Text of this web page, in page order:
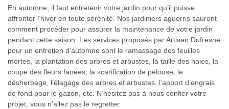
En automne, il faut entretenir votre jardin pour qu’il puisse
affronter l’hiver en toute sérénité. Nos jardiniers aguerris sauront
comment procéder pour assurer la maintenance de votre jardin
pendant cette saison. Les services proposés par Artisan Dufresne
pour un entretien d’automne sont le ramassage des feuilles
mortes, la plantation des arbres et arbustes, la taille des haies, la
coupe des fleurs fanées, la scarification de pelouse, le
désherbage, l’élagage des arbres et arbustes, l’apport d’engrais
de fond pour le gazon, etc. N’hésitez pas à nous confier votre
projet, vous n’allez pas le regretter.